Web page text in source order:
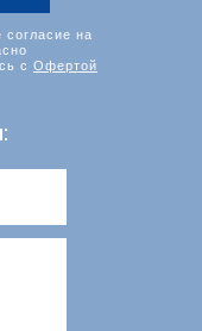
на
с Офертой